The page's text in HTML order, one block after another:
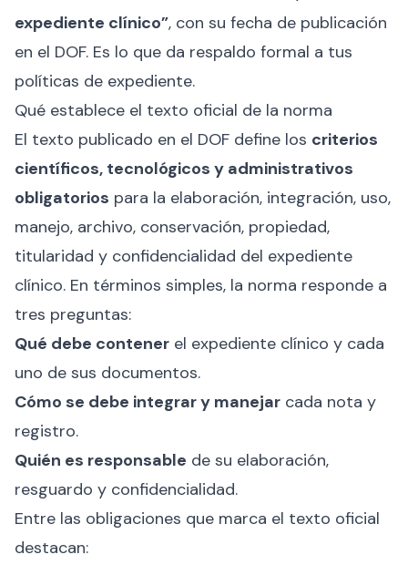
expediente clínico”, con su fecha de publicación
en el DOF. Es lo que da respaldo formal a tus
políticas de expediente.
Qué establece el texto oficial de la norma
El texto publicado en el DOF define los criterios
científicos, tecnológicos y administrativos
obligatorios para la elaboración, integración, uso,
manejo, archivo, conservación, propiedad,
titularidad y confidencialidad del expediente
clínico. En términos simples, la norma responde a
tres preguntas:
Qué debe contener el expediente clínico y cada
uno de sus documentos.
Cómo se debe integrar y manejar cada nota y
registro.
Quién es responsable de su elaboración,
resguardo y confidencialidad.
Entre las obligaciones que marca el texto oficial
destacan: